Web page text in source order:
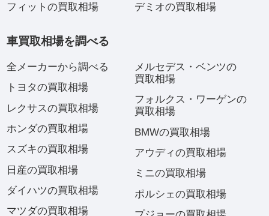
フィットの買取相場
デミオの買取相場
車買取相場を調べる
全メーカーから調べる
トヨタの買取相場
レクサスの買取相場
ホンダの買取相場
スズキの買取相場
日産の買取相場
ダイハツの買取相場
マツダの買取相場
メルセデス・ベンツの
買取相場
フォルクス・ワーゲンの
買取相場
BMWの買取相場
アウディの買取相場
ミニの買取相場
ポルシェの買取相場